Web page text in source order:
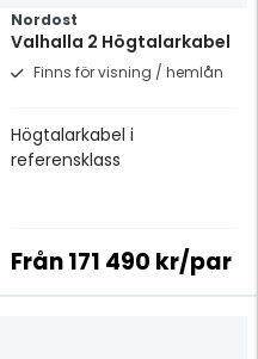
Nordost
Valhalla 2 Högtalarkabel
Finns för visning / hemlån
Högtalarkabel i
referensklass
Från171 490 kr/par